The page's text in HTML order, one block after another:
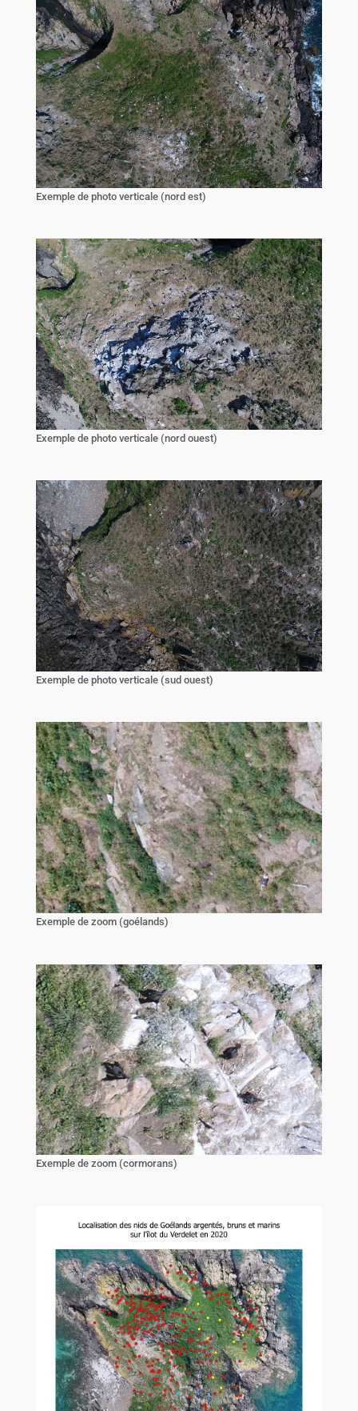
Exemple de photo verticale (nord est)
Exemple de photo verticale (nord ouest)
Exemple de photo verticale (sud ouest)
Exemple de zoom (goélands)
Exemple de zoom (cormorans)